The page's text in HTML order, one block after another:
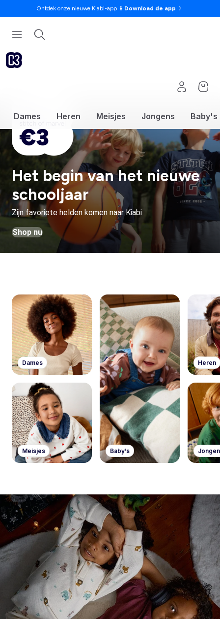
Ontdek onze nieuwe Kiabi-app 📱 Download de app
Dames Heren Meisjes Jongens Baby's
Het begin van het nieuwe
schooljaar
Zijn favoriete helden komen naar Kiabi
Shop nu
Dames
Meisjes Baby’s
Heren